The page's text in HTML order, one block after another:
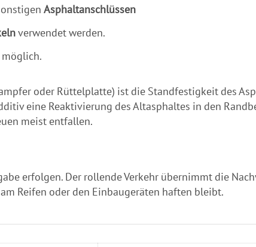
Asphaltanschlüssen
verwendet werden.
möglich.
oder Rüttelplatte) ist die Standfestigkeit des
eine Reaktivierung des Altasphaltes in den
meist entfallen.
erfolgen. Der rollende Verkehr übernimmt die
Reifen oder den Einbaugeräten haften bleibt.